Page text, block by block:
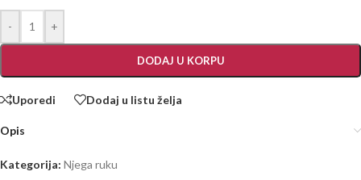
- +
DODAJ U KORPU
Uporedi Dodaj u listu želja
Opis
Kategorija: Njega ruku